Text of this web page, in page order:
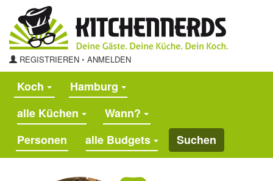
REGISTRIEREN ◦ ANMELDEN
Koch
Hamburg
alle Küchen
Wann?
alle Budgets
Suchen